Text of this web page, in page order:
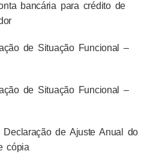
bancária para crédito de
de Situação Funcional –
de Situação Funcional –
Declaração de Ajuste Anual do
cópia